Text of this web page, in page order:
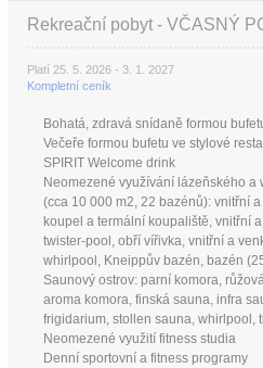
Rekreační pobyt - VČASNÝ
Platí 25. 5. 2026 - 3. 1. 2027
Kompletní ceník
Bohatá, zdravá snídaně formou
Večeře formou bufetu ve stylové
SPIRIT Welcome drink
Neomezené využívání lázeňského a
(cca 10 000 m2, 22 bazénů): vnitřní
koupel a termální koupaliště, vnitřní
twister-pool, obří vířivka, vnitřní a
whirlpool, Kneippův bazén, bazén
Saunový ostrov: parní komora,
aroma komora, finská sauna, infra
frigidarium, stollen sauna, whirlpool,
Neomezené využití fitness studia
Denní sportovní a fitness programy